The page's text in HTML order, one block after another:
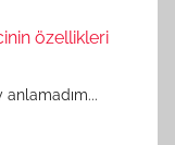
özellikleri